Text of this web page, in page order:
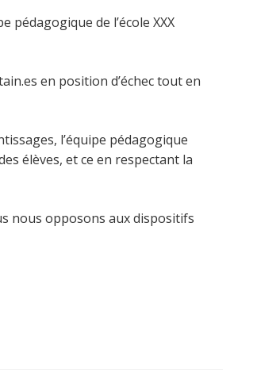
de l’école XXX
en position d’échec tout en
l’équipe pédagogique
élèves, et ce en respectant la
nous opposons aux dispositifs